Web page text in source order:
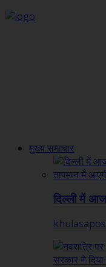
मुख्य समाचार
दिल्ली में